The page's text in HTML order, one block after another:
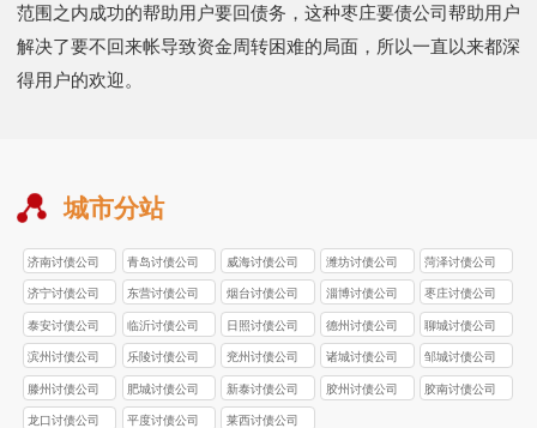
范围之内成功的帮助用户要回债务，这种枣庄要债公司帮助用户
解决了要不回来帐导致资金周转困难的局面，所以一直以来都深
得用户的欢迎。
城市分站
济南讨债公司 青岛讨债公司 威海讨债公司 潍坊讨债公司 菏泽讨债公司
济宁讨债公司 东营讨债公司 烟台讨债公司 淄博讨债公司 枣庄讨债公司
泰安讨债公司 临沂讨债公司 日照讨债公司 德州讨债公司 聊城讨债公司
滨州讨债公司 乐陵讨债公司 兖州讨债公司 诸城讨债公司 邹城讨债公司
滕州讨债公司 肥城讨债公司 新泰讨债公司 胶州讨债公司 胶南讨债公司
龙口讨债公司 平度讨债公司 莱西讨债公司